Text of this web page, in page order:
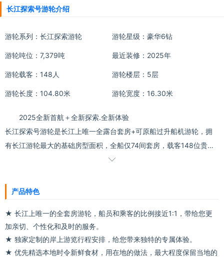
长江探索号游轮介绍
游轮系列： 长江探索游轮 游轮星级：豪华6钻
游轮吨位：7,379吨 最近装修：2025年
游轮载客：148人 游轮楼层：5层
游轮长度：104.80米 游轮宽度：16.30米
2025全新首航＋全新探索.全新体验
长江探索号游轮是长江上唯一全露台套房+可原船过升船机游轮，拥
有长江游轮最大的基础房型面积，全船仅74间套房，载客148位贵
宾，是长江上载客量最小，人均空间最大的豪华精品游轮。
船公司管理，好假期从探索号开始

产品特色
★ 长江上唯一的全套房游轮，船员和乘客的比例接近1:1，带给您更
加亲切、个性化和及时的服务。
★ 独家定制的岸上游览行程安排，给您带来独特的专属体验。
★ 优先精选本地时令新鲜食材，用在地的做法，最大程度保留当地的